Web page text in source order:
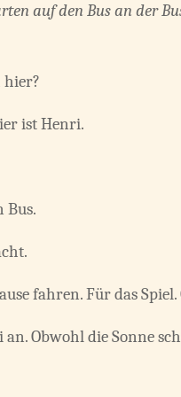
auf den Bus an der
hier?
ist Henri.
Bus.
fahren. Für das
an. Obwohl die Sonne